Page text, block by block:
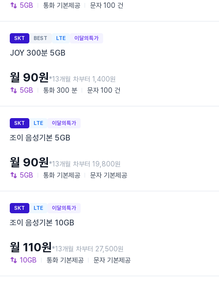
5GB 통화 기본제공 문자 100 건
SKT BEST LTE 이달의특가
JOY 300분 5GB
5GB 통화 300 분 문자 100 건
월 90원*13개월 차부터 1,400원
SKT LTE 이달의특가
조이 음성기본 5GB
5GB 통화 기본제공 문자 기본제공
월 90원*13개월 차부터 19,800원
SKT LTE 이달의특가
조이 음성기본 10GB
10GB 통화 기본제공 문자 기본제공
월 110원*13개월 차부터 27,500원